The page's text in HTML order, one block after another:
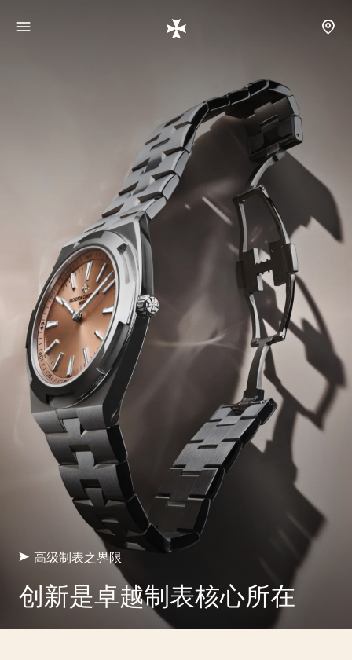
高级制表之界限
创新是卓越制表核心所在